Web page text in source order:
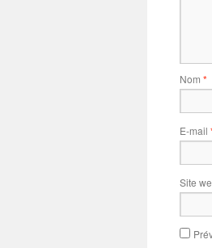
Nom *
E-mail
Site